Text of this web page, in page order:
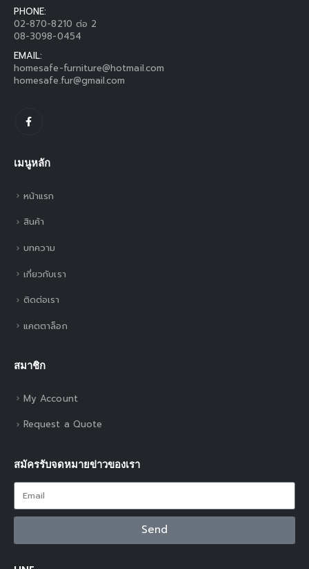
PHONE:
02-870-8210 ต่อ 2
08-3098-0454
EMAIL:
homesafe-furniture@hotmail.com
homesafe.fur@gmail.com
เมนูหลัก
หน้าแรก
สินค้า
บทความ
เกี่ยวกับเรา
ติดต่อเรา
แคตตาล็อก
สมาชิก
My Account
Request a Quote
สมัครรับจดหมายข่าวของเรา
Send